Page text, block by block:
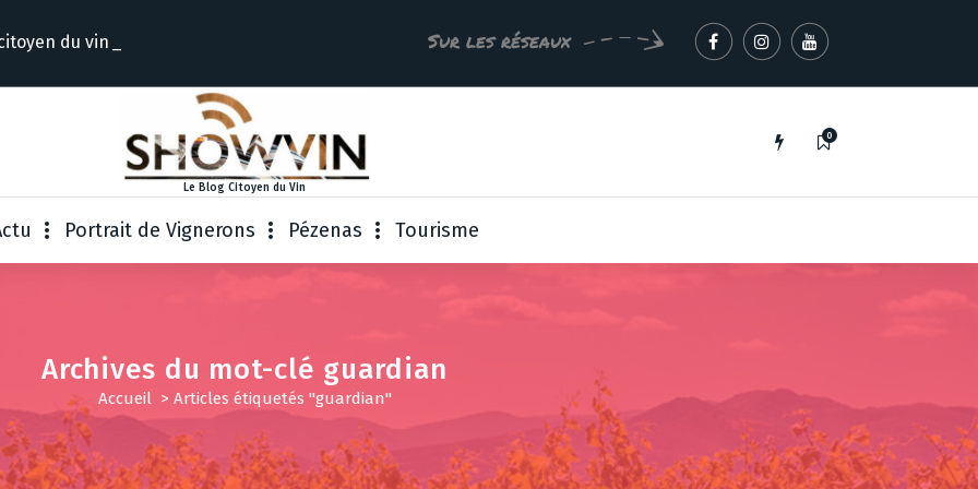
du Sur les réseaux
Le Blog Citoyen du Vin
0
Portrait de Vignerons Pézenas Tourisme
Archives du mot-clé guardian
Accueil > Articles étiquetés "guardian"